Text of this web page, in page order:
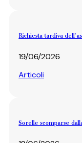
Richiesta tardiva
19/06/2026
Articoli
Sorelle scomparse